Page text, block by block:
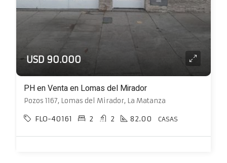
USD 90.000
PH en Venta en Lomas del Mirador
Pozos 1167, Lomas del Mirador, La Matanza
FLO-40161 2 2 82.00 CASAS